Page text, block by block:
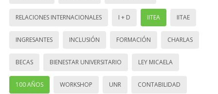
RELACIONES INTERNACIONALES I + D IITEA IITAE
INGRESANTES INCLUSIÓN FORMACIÓN CHARLAS
BECAS BIENESTAR UNIVERSITARIO LEY MICAELA
100 AÑOS WORKSHOP UNR CONTABILIDAD